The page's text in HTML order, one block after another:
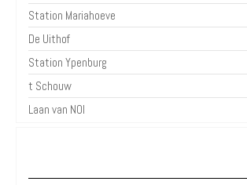
Station Mariahoeve
De Uithof
Station Ypenburg
t Schouw
Laan van NOI